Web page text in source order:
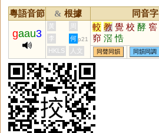
粵語音節 & 根據 同音字
gaau3
黃 周 較 教 覺 校 酵 窖
窌 滘 悎
李 何 p21
HKLS 人文 同聲同韻 同韻同調